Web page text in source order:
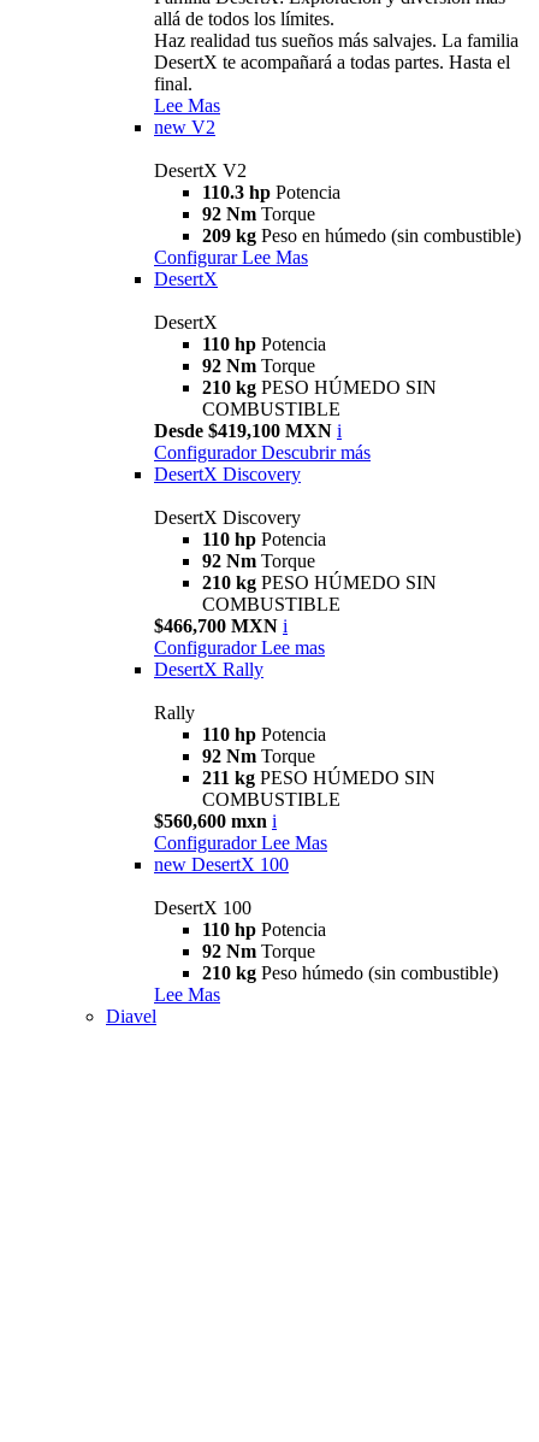
allá de todos los límites.
Haz realidad tus sueños más salvajes. La familia
DesertX te acompañará a todas partes. Hasta el
final.
Lee Mas
new V2
DesertX V2
110.3 hp Potencia
92 Nm Torque
209 kg Peso en húmedo (sin combustible)
Configurar Lee Mas
DesertX
DesertX
110 hp Potencia
92 Nm Torque
210 kg PESO HÚMEDO SIN
COMBUSTIBLE
Desde $419,100 MXN i
Configurador Descubrir más
DesertX Discovery
DesertX Discovery
110 hp Potencia
92 Nm Torque
210 kg PESO HÚMEDO SIN
COMBUSTIBLE
$466,700 MXN i
Configurador Lee mas
DesertX Rally
Rally
110 hp Potencia
92 Nm Torque
211 kg PESO HÚMEDO SIN
COMBUSTIBLE
$560,600 mxn i
Configurador Lee Mas
new DesertX 100
DesertX 100
110 hp Potencia
92 Nm Torque
210 kg Peso húmedo (sin combustible)
Lee Mas
Diavel